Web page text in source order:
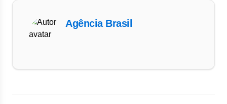
Agência Brasil